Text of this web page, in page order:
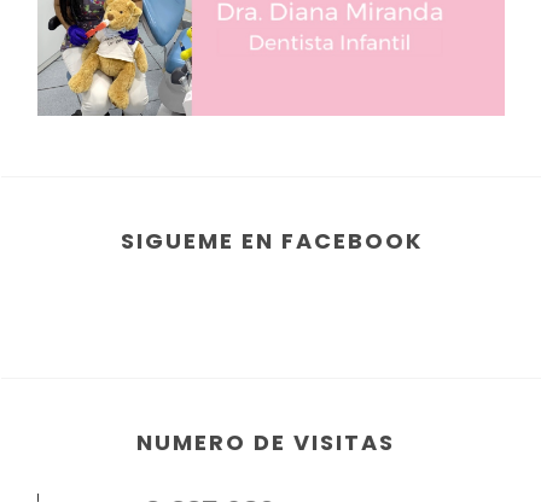
SIGUEME EN FACEBOOK
NUMERO DE VISITAS